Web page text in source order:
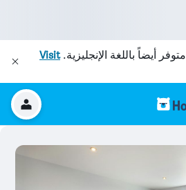
متوفر أيضاً باللغة الإنجليزية.Visit